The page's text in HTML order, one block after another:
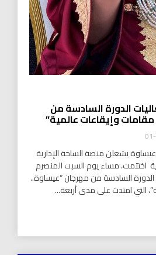
الدورة السادسة من
وإيقاعات عالمية”
يشعلن منصة الساحة الإدارية
اختتمت، مساء يوم السبت المنصرم
السادسة من مهرجان “عيساوة..
التي امتدت على مدى أربعة...